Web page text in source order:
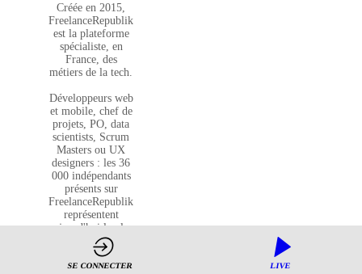
Créée en 2015,
FreelanceRepublik
est la plateforme
spécialiste, en
France, des
métiers de la tech.
Développeurs web
et mobile, chef de
projets, PO, data
scientists, Scrum
Masters ou UX
designers : les 36
000 indépendants
présents sur
FreelanceRepublik
représentent
aujourd'hui la plus
belles
communautés
freelances 100%
SE CONNECTER LIVE